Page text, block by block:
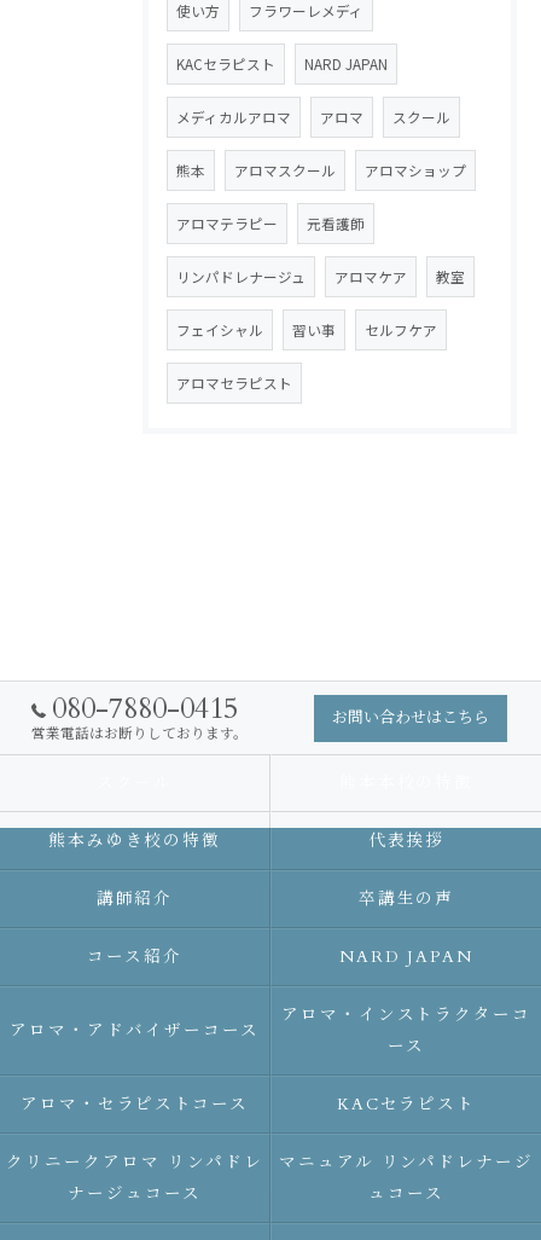
使い方 フラワーレメディ
KACセラピスト NARD JAPAN
メディカルアロマ アロマ スクール
熊本 アロマスクール アロマショップ
アロマテラピー 元看護師
リンパドレナージュ アロマケア 教室
フェイシャル 習い事 セルフケア
アロマセラピスト
080-7880-0415
営業電話はお断りしております。
お問い合わせはこちら
熊本みゆき校の特徴 代表挨拶
講師紹介 卒講生の声
コース紹介 NARD JAPAN
アロマ・アドバイザーコース
アロマ・インストラクターコ
ース
アロマ・セラピストコース KACセラピスト
クリニークアロマ リンパドレ
ナージュコース
マニュアル リンパドレナージ
ュコース